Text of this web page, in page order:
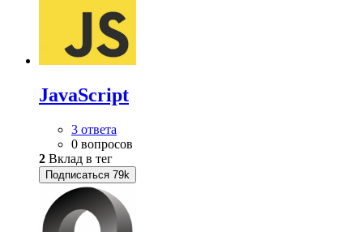
JavaScript
3 ответа
0 вопросов
2 Вклад в тег
Подписаться 79k